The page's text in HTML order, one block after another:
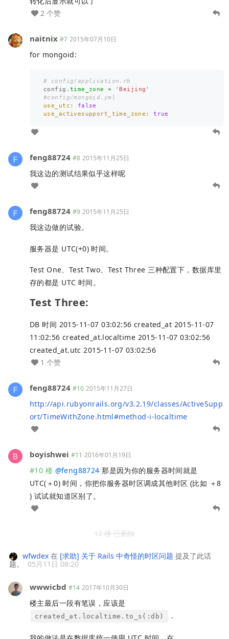
2 个赞
naitnix #7 2015年07月10日
for mongoid:
# config/application.rb
config . time_zone =
'Beijing'
#config/mongoid.yml
use_utc: false
use_activesupport_time_zone: true
feng88724 #8 2015年11月25日
我这边的测试结果似乎这样呢
feng88724 #9 2015年11月25日
我这边做的试验。
服务器是 UTC(+0) 时间。
Test One、Test Two、Test Three 三种配置下，数据库里
存的都是 UTC 时间。
Test Three:
DB 时间 2015-11-07 03:02:56 created_at 2015-11-07
11:02:56 created_at.localtime 2015-11-07 03:02:56
created_at.utc 2015-11-07 03:02:56
1 个赞
feng88724 #10 2015年11月27日
http://api.rubyonrails.org/v3.2.19/classes/ActiveSupp
ort/TimeWithZone.html#method-i-localtime
boyishwei #11 2016年01月19日
#10 楼 @feng88724 那是因为你的服务器时间就是
UTC(＋0) 时间，你把你服务器时区调成其他时区 (比如 ＋8
) 试试就知道区别了。
12 楼 已删除
wfwdex 在 [求助] 关于 Rails 中奇怪的时区问题 提及了此话
题。
05月11日 08:20
wwwicbd #14 2017年10月30日
楼主最后一段有笔误，应该是
created_at.localtime.to_s(:db) .